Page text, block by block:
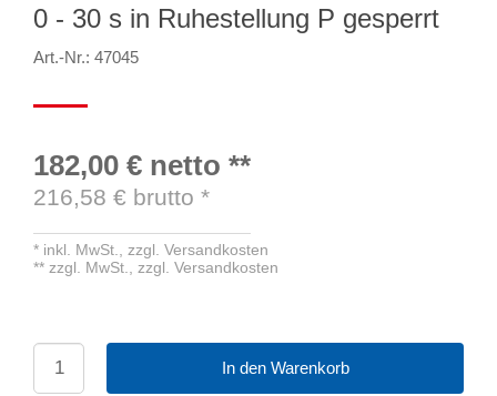
0 - 30 s in Ruhestellung P gesperrt
Art.-Nr.: 47045
182,00 € netto **
216,58 € brutto *
* inkl. MwSt., zzgl. Versandkosten
** zzgl. MwSt., zzgl. Versandkosten
In den Warenkorb